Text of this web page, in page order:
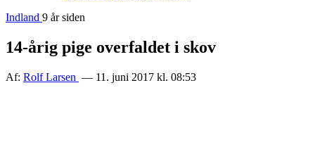
Indland 9 år siden
14-årig pige overfaldet i skov
Af: Rolf Larsen — 11. juni 2017 kl. 08:53